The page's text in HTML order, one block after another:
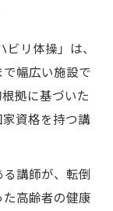
リ体操」は、
幅広い施設で
拠に基づいた
資格を持つ講
講師が、転倒
高齢者の健康